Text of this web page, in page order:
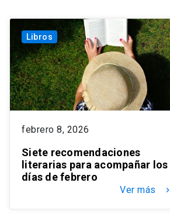
Libros
febrero 8, 2026
Siete recomendaciones
literarias para acompañar los
días de febrero
Ver más keyboard_arrow_right